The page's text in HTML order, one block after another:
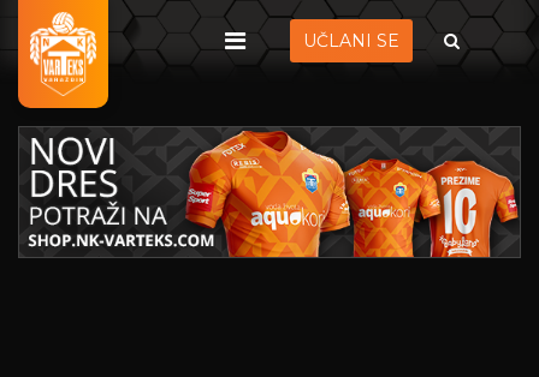
UČLANI SE